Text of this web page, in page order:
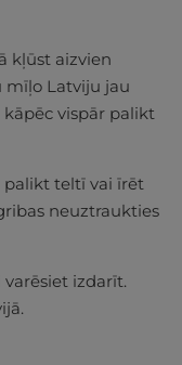
kļūst aizvien
mīļo Latviju jau
vispār palikt
palikt teltī vai īrēt
neuztraukties
izdarīt.